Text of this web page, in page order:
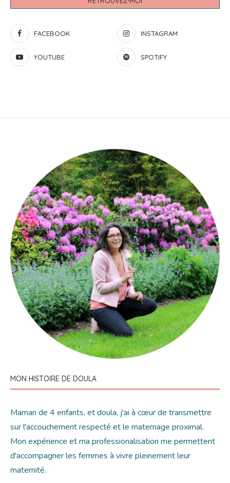
FACEBOOK INSTAGRAM
YOUTUBE SPOTIFY
MON HISTOIRE DE DOULA
Maman de 4 enfants, et doula, j'ai à cœur de transmettre
sur l'accouchement respecté et le maternage proximal.
Mon expérience et ma professionalisation me permettent
d'accompagner les femmes à vivre pleinement leur
maternité.